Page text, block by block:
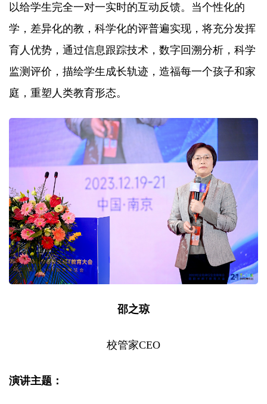
以给学生完全一对一实时的互动反馈。当个性化的
学，差异化的教，科学化的评普遍实现，将充分发挥
育人优势，通过信息跟踪技术，数字回溯分析，科学
监测评价，描绘学生成长轨迹，造福每一个孩子和家
庭，重塑人类教育形态。
邵之琼
校管家CEO
演讲主题：